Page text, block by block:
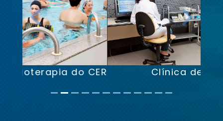
Clínica de Fonoaudiologia
Previous Next